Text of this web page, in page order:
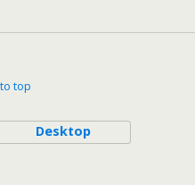
top
Desktop